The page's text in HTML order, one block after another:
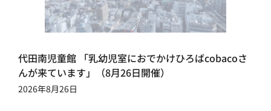
代田南児童館 「乳幼児室におでかけひろばcobacoさ
んが来ています」（8月26日開催）
2026年8月26日